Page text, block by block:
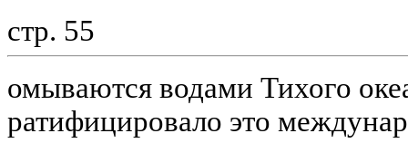
стр. 55
омываются водами Тихого
ратифицировало это